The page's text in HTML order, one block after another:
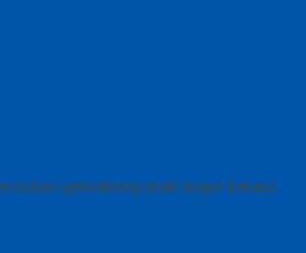
gelombang anak bogor bekasi